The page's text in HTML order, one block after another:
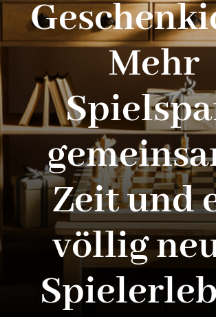
Mehr
Zeit und
völlig